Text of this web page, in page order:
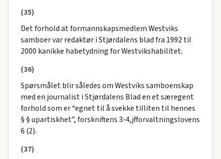
(35)
Det forhold at formannskapsmedlem Westviks
samboer var redaktør i Stjørdalens blad fra 1992 til
2000 kanikke habetydning for Westvikshabilitet.
(36)
Spørsmålet blir således om Westviks samboenskap
med en journalist i Stjørdalens Blad en et særegent
forhold som er “egnet til å svekke tilliten til hennes
§ § upartiskhet”, forskniftens 3-4,jfforvaltningslovens
6 (2).
(37)